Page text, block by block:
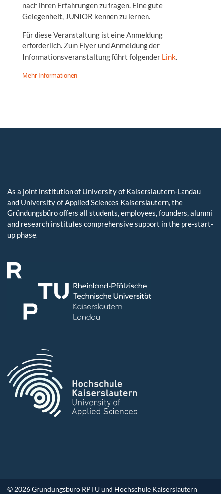
nach ihren Erfahrungen zu fragen. Eine gute
Gelegenheit, JUNIOR kennen zu lernen.
Für diese Veranstaltung ist eine Anmeldung
erforderlich. Zum Flyer und Anmeldung der
Informationsveranstaltung führt folgender Link.
Mehr Informationen
As a joint institution of University of Kaiserslautern-Landau
and University of Applied Sciences Kaiserslautern, the
Gründungsbüro offers all students, employees, founders, alumni
and research institutes comprehensive support in the pre-start-
up phase.
© 2026 Gründungsbüro RPTU und Hochschule Kaiserslautern